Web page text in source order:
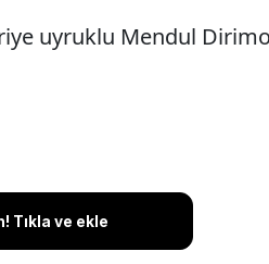
uyruklu Mendul
Tıkla ve ekle